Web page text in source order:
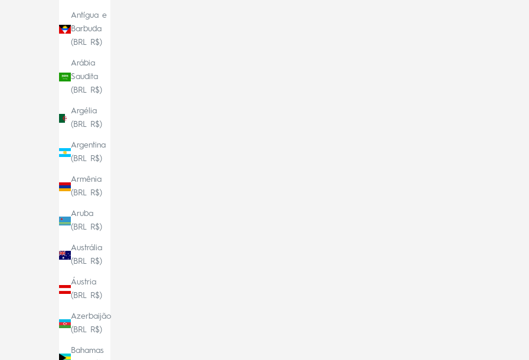
Antígua e
Barbuda
(BRL R$)
Arábia
Saudita
(BRL R$)
Argélia
(BRL R$)
Argentina
(BRL R$)
Armênia
(BRL R$)
Aruba
(BRL R$)
Austrália
(BRL R$)
Áustria
(BRL R$)
Azerbaijão
(BRL R$)
Bahamas